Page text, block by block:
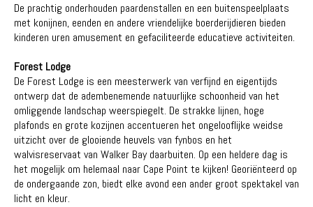
De prachtig onderhouden paardenstallen en een buitenspeelplaats
met konijnen, eenden en andere vriendelijke boerderijdieren bieden
kinderen uren amusement en gefaciliteerde educatieve activiteiten.
Forest Lodge
De Forest Lodge is een meesterwerk van verfijnd en eigentijds
ontwerp dat de adembenemende natuurlijke schoonheid van het
omliggende landschap weerspiegelt. De strakke lijnen, hoge
plafonds en grote kozijnen accentueren het ongelooflijke weidse
uitzicht over de glooiende heuvels van fynbos en het
walvisreservaat van Walker Bay daarbuiten. Op een heldere dag is
het mogelijk om helemaal naar Cape Point te kijken! Georiënteerd op
de ondergaande zon, biedt elke avond een ander groot spektakel van
licht en kleur.